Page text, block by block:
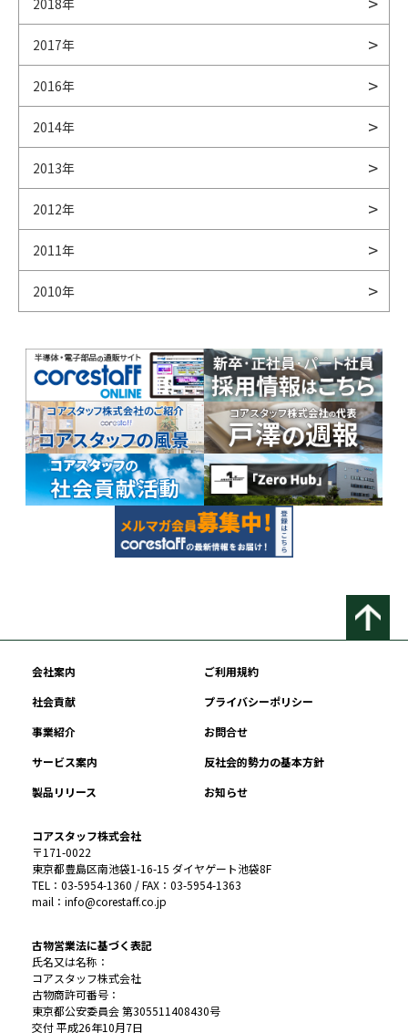
2018年
2017年
2016年
2014年
2013年
2012年
2011年
2010年
会社案内
ご利用規約
社会貢献
プライバシーポリシー
事業紹介
お問合せ
サービス案内
反社会的勢力の基本方針
製品リリース
お知らせ
コアスタッフ株式会社
〒171-0022
東京都豊島区南池袋1-16-15 ダイヤゲート池袋8F
TEL：03-5954-1360 / FAX：03-5954-1363
mail：info@corestaff.co.jp
古物営業法に基づく表記
氏名又は名称：
コアスタッフ株式会社
古物商許可番号：
東京都公安委員会 第305511408430号
交付 平成26年10月7日